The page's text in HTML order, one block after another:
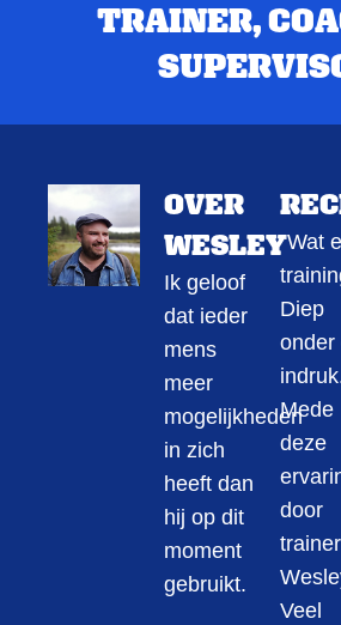
TRAINER,
OVER
WESLEY
Ik geloof
dat ieder
mens
meer
mogelijkheden
in zich
heeft dan
hij op dit
moment
gebruikt.
"Wat
Diep
onder
Mede
deze
door
trainer
Veel